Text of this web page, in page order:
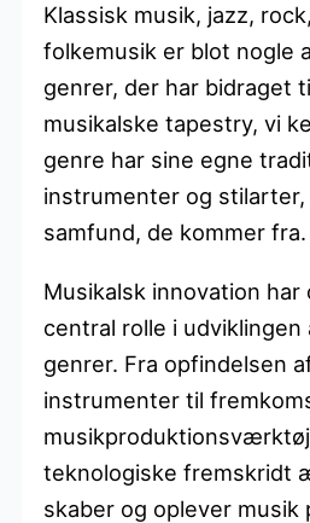
Klassisk musik, jazz,
folkemusik er blot nogle
genrer, der har bidraget
musikalske tapestry, vi
genre har sine egne
instrumenter og
samfund, de kommer fra.
Musikalsk innovation har
central rolle i
genrer. Fra opfindelsen
instrumenter til
teknologiske fremskridt
skaber og oplever musik